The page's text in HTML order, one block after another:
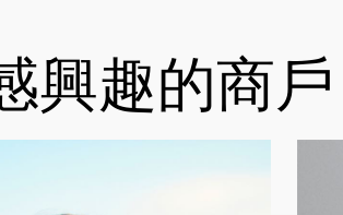
興趣的商戶